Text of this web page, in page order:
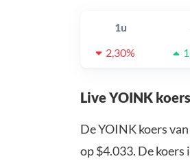
1u
2,30%
Live YOINK koers
De YOINK koers
op $4.033. De koers